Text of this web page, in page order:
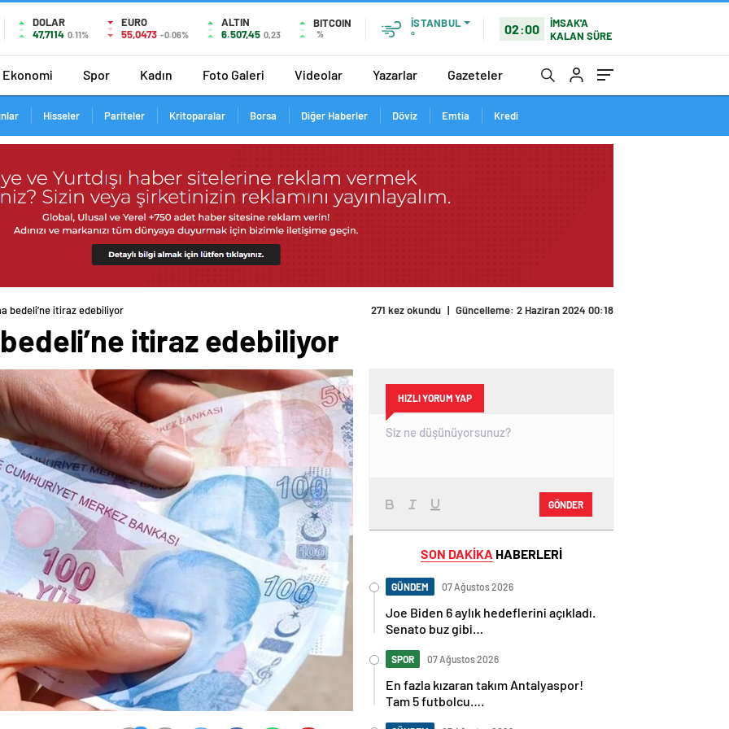
DOLAR
47,7114 0.11%
EURO
55,0473 -0.06%
ALTIN
6.507,45 0,23
BITCOIN
%
İSTANBUL
°
02:00
İMSAK'A
KALAN SÜRE
Ekonomi Spor Kadın Foto Galeri Videolar Yazarlar Gazeteler
Hisseler Pariteler Kritoparalar Borsa Diğer Haberler Döviz Emtia Kredi
bedeli’ne itiraz edebiliyor
itiraz edebiliyor
HIZLI YORUM YAP
GÖNDER
SON DAKİKA HABERLERİ
GÜNDEM 07 Ağustos 2026
Joe Biden 6 aylık hedeflerini açıkladı.
Senato buz gibi…
SPOR 07 Ağustos 2026
En fazla kızaran takım Antalyaspor!
Tam 5 futbolcu….